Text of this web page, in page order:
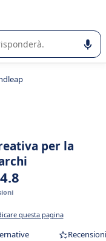
di un
per la
4.8
questa pagina
Recensioni